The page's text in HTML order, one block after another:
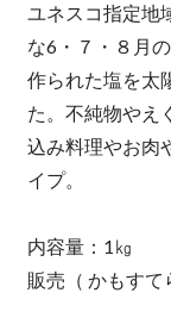
ユネスコ指定地
な6・７・８月
作られた塩を太
た。不純物やえ
込み料理やお肉
イプ。
内容量：1㎏
販売（ かもすて